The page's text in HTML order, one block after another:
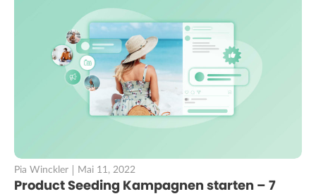
Pia Winckler Mai 11, 2022
Product Seeding Kampagnen starten – 7